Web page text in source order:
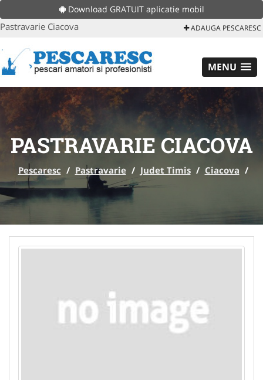
Download GRATUIT aplicatie mobil
Pastravarie Ciacova ADAUGA PESCARESC
MENU
PASTRAVARIE CIACOVA
Pescaresc / Pastravarie / Judet Timis / Ciacova /